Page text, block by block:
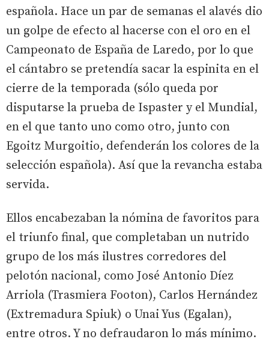
española. Hace un par de semanas el alavés dio
un golpe de efecto al hacerse con el oro en el
Campeonato de España de Laredo, por lo que
el cántabro se pretendía sacar la espinita en el
cierre de la temporada (sólo queda por
disputarse la prueba de Ispaster y el Mundial,
en el que tanto uno como otro, junto con
Egoitz Murgoitio, defenderán los colores de la
selección española). Así que la revancha estaba
servida.
Ellos encabezaban la nómina de favoritos para
el triunfo final, que completaban un nutrido
grupo de los más ilustres corredores del
pelotón nacional, como José Antonio Díez
Arriola (Trasmiera Footon), Carlos Hernández
(Extremadura Spiuk) o Unai Yus (Egalan),
entre otros. Y no defraudaron lo más mínimo.